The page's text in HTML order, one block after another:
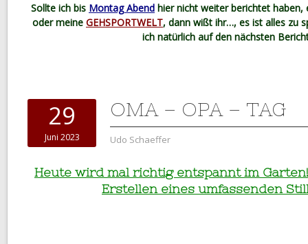
Sollte ich bis Montag Abend hier nicht weiter berichtet
oder meine GEHSPORTWELT, dann wißt ihr…, es ist alles zu
ich natürlich auf den nächsten
29
Juni 2023
OMA – OPA – TAG
Udo Schaeffer
Heute wird mal richtig entspannt im
Erstellen eines umfassenden